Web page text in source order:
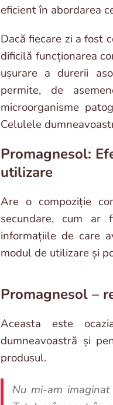
eficient în abordarea
Dacă fiecare zi a fost
dificilă funcționarea
ușurare a durerii
permite, de
microorganisme
Celulele
Promagnesol:
utilizare
Are o compoziție
secundare, cum ar
informațiile de care
modul de utilizare și
Promagnesol –
Aceasta este
dumneavoastră și
produsul.
Nu mi-am